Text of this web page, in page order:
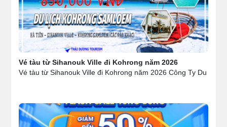
Vé tàu từ Sihanouk Ville đi Kohrong năm 2026
Vé tàu từ Sihanouk Ville đi Kohrong năm 2026 Công Ty Du